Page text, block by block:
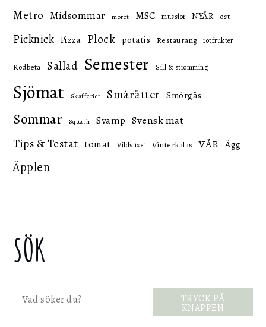
Metro Midsommar morot MSC musslor NYÅR ost
Picknick Pizza Plock potatis Restaurang rotfrukter
Rödbeta Sallad Semester Sill & strömming
Sjömat Skafferiet Smårätter Smörgås
Sommar Squash Svamp Svensk mat
Tips & Testat tomat Vildvuxet Vinterkalas VÅR Ägg
Äpplen
SÖK
Sök TRYCK PÅ
KNAPPEN